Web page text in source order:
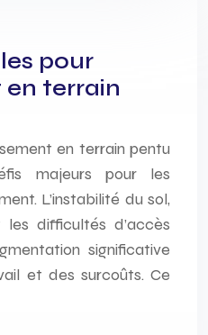
pour
terrain
en terrain pentu
majeurs pour les
L’instabilité du sol,
les difficultés d’accès
significative
et des surcoûts. Ce